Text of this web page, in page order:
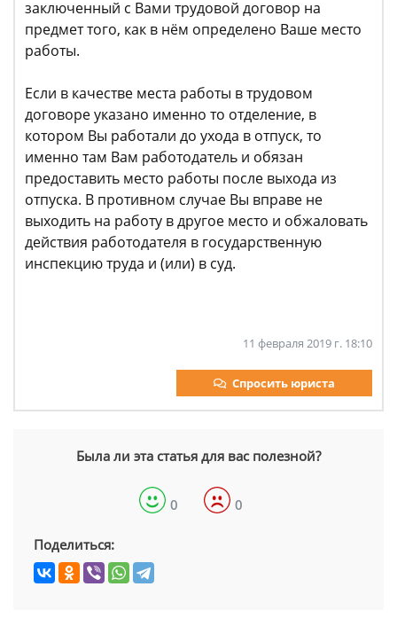
заключенный с Вами трудовой договор на
предмет того, как в нём определено Ваше место
работы.
Если в качестве места работы в трудовом
договоре указано именно то отделение, в
котором Вы работали до ухода в отпуск, то
именно там Вам работодатель и обязан
предоставить место работы после выхода из
отпуска. В противном случае Вы вправе не
выходить на работу в другое место и обжаловать
действия работодателя в государственную
инспекцию труда и (или) в суд.
11 февраля 2019 г. 18:10
Спросить юриста
Была ли эта статья для вас полезной?
0 0
Поделиться: